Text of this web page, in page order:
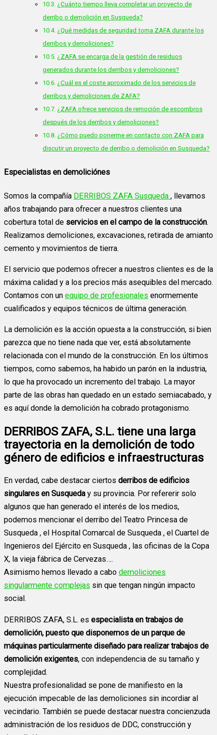
¿Cuánto tiempo lleva completar un proyecto de
derribo o demolición en Susqueda?
¿Qué medidas de seguridad toma ZAFA durante los
derribos y demoliciones?
¿ZAFA se encarga de la gestión de residuos
generados durante los derribos y demoliciones?
¿Cuál es el coste aproximado de los servicios de
derribos y demoliciones de ZAFA?
¿ZAFA ofrece servicios de remoción de escombros
después de los derribos y demoliciones?
¿Cómo puedo ponerme en contacto con ZAFA para
discutir un proyecto de derribo o demolición en Susqueda?
Especialistas en demoliciónes
Somos la compañía DERRIBOS ZAFA Susqueda , llevamos
años trabajando para ofrecer a nuestros clientes una
cobertura total de servicios en el campo de la construcción.
Realizamos demoliciones, excavaciones, retirada de amianto
cemento y movimientos de tierra.
El servicio que podemos ofrecer a nuestros clientes es de la
máxima calidad y a los precios más asequibles del mercado.
Contamos con un equipo de profesionales enormemente
cualificados y equipos técnicos de última generación.
La demolición es la acción opuesta a la construcción, si bien
parezca que no tiene nada que ver, está absolutamente
relacionada con el mundo de la construcción. En los últimos
tiempos, como sabemos, ha habido un parón en la industria,
lo que ha provocado un incremento del trabajo. La mayor
parte de las obras han quedado en un estado semiacabado, y
es aquí donde la demolición ha cobrado protagonismo.
DERRIBOS ZAFA, S.L. tiene una larga
trayectoria en la demolición de todo
género de edificios e infraestructuras
En verdad, cabe destacar ciertos derribos de edificios
singulares en Susqueda y su provincia. Por refererir solo
algunos que han generado el interés de los medios,
podemos mencionar el derribo del Teatro Princesa de
Susqueda , el Hospital Comarcal de Susqueda , el Cuartel de
Ingenieros del Ejército en Susqueda , las oficinas de la Copa
X, la vieja fábrica de Cervezas….
Asimismo hemos llevado a cabo demoliciones
singularmente complejas sin que tengan ningún impacto
social.
DERRIBOS ZAFA, S.L. es especialista en trabajos de
demolición, puesto que disponemos de un parque de
máquinas particularmente diseñado para realizar trabajos de
demolición exigentes, con independencia de su tamaño y
complejidad.
Nuestra profesionalidad se pone de manifiesto en la
ejecución impecable de las demoliciones sin incordiar al
vecindario. También se puede destacar nuestra concienzuda
administración de los residuos de DDC, construcción y